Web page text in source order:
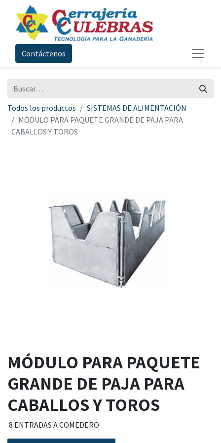
Contáctenos
Todos los productos
SISTEMAS DE ALIMENTACIÓN
MÓDULO PARA PAQUETE GRANDE DE PAJA PARA
CABALLOS Y TOROS
MÓDULO PARA PAQUETE
GRANDE DE PAJA PARA
CABALLOS Y TOROS
8 ENTRADAS A COMEDERO